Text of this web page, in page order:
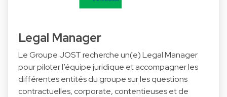
Legal Manager
Le Groupe JOST recherche un(e) Legal Manager
pour piloter l’équipe juridique et accompagner les
différentes entités du groupe sur les questions
contractuelles, corporate, contentieuses et de